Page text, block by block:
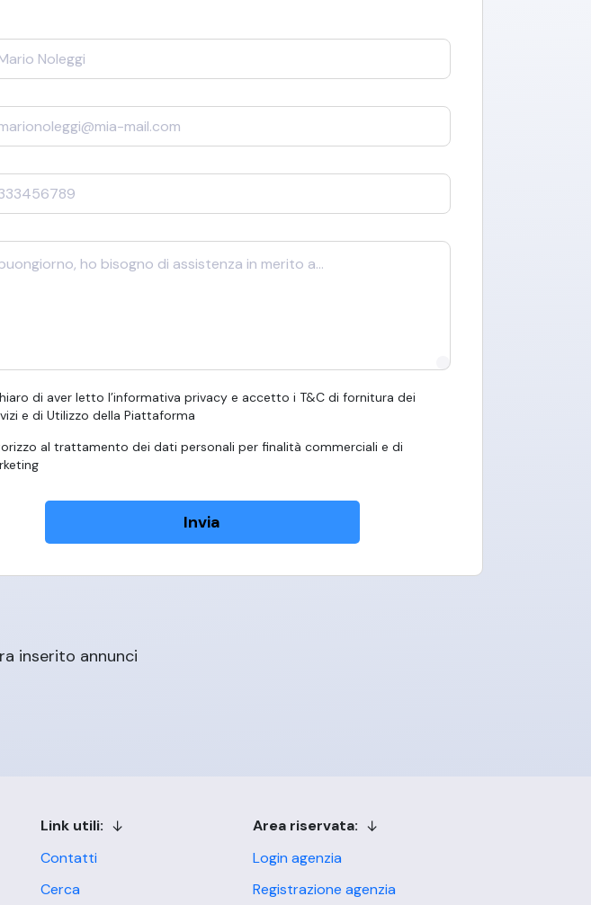
di aver letto l’informativa privacy e accetto i T&C di fornitura dei
e di Utilizzo della Piattaforma
al trattamento dei dati personali per finalità commerciali e di
Invia
inserito annunci
Link utili:
Contatti
Cerca
Area riservata:
Login agenzia
Registrazione agenzia